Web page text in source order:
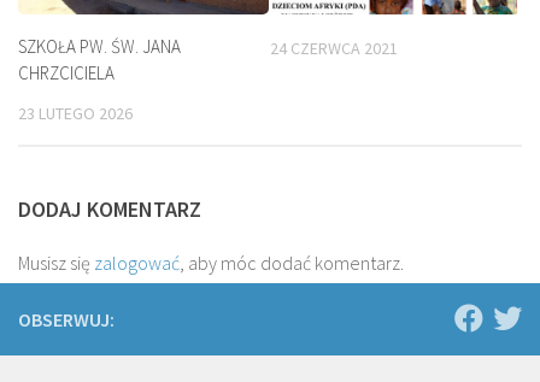
SZKOŁA PW. ŚW. JANA
CHRZCICIELA
23 LUTEGO 2026
24 CZERWCA 2021
DODAJ KOMENTARZ
Musisz się zalogować, aby móc dodać komentarz.
OBSERWUJ: